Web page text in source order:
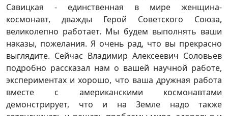
Савицкая - единственная в мире женщина-
космонавт, дважды Герой Советского Союза,
великолепно работает. Мы будем выполнять ваши
наказы, пожелания. Я очень рад, что вы прекрасно
выглядите. Сейчас Владимир Алексеевич Соловьев
подробно рассказал нам о вашей научной работе,
экспериментах и хорошо, что ваша дружная работа
вместе с американскими космонавтами
демонстрирует, что и на Земле надо также